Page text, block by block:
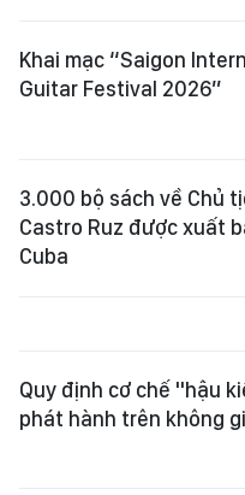
Khai mạc “Saigon
Guitar Festival 2026”
3.000 bộ sách về Chủ
Castro Ruz được xuất
Cuba
Quy định cơ chế "hậu
phát hành trên không